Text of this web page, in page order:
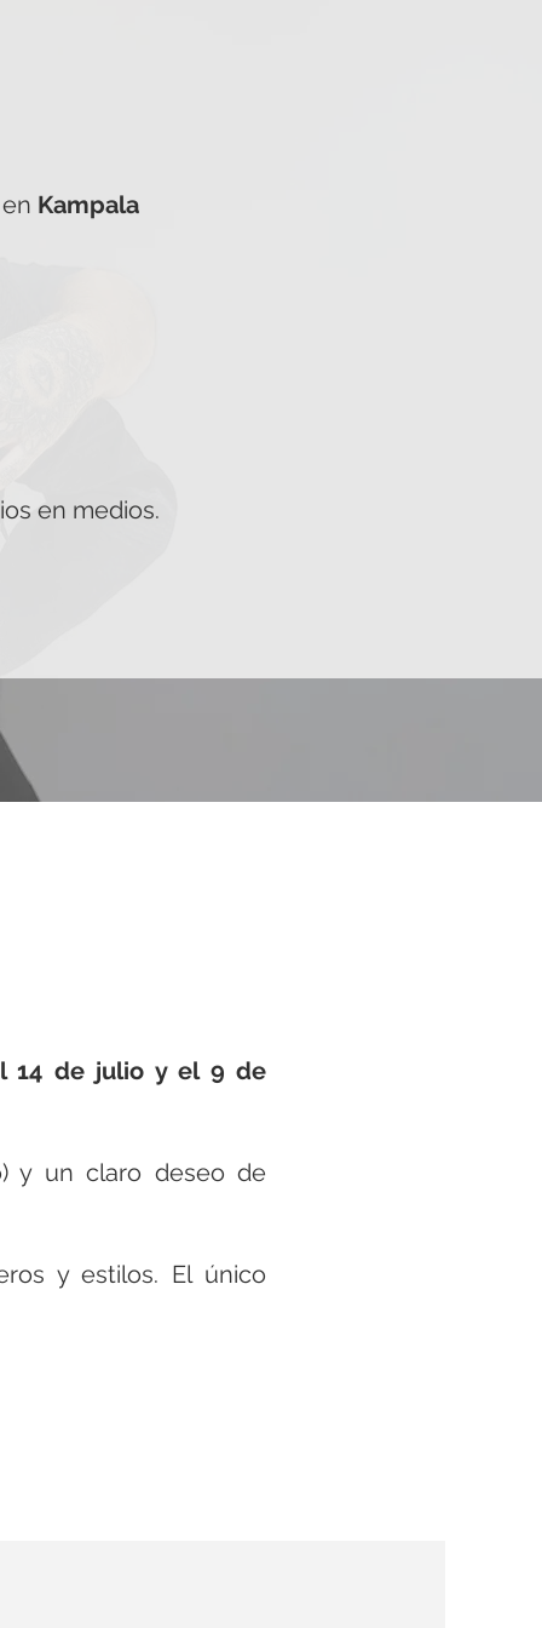
Kampala
en medios.
14 de julio y el 9 de
y un claro deseo de
y estilos. El único